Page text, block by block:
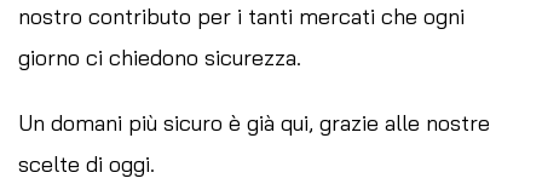
nostro contributo per i tanti mercati che ogni
giorno ci chiedono sicurezza.
Un domani più sicuro è già qui, grazie alle nostre
scelte di oggi.